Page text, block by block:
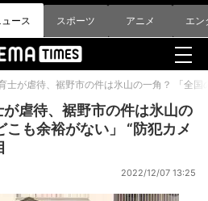
ュース スポーツ アニメ エン
士が虐待、裾野市の件は氷山の一角？ 「全
が虐待、裾野市の件は氷山の
も余裕がない」 “防犯カメ
2022/12/07 13:25